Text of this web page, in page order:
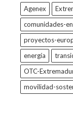
Agenex
comunidades-
proyectos-
energía
OTC-
movilidad-